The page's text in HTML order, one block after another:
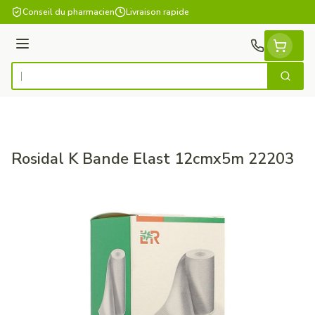
Aller au contenu
Conseil du pharmacien Livraison rapide
Menu
Rechercher
Rosidal K Bande Elast 12cmx5m 22203